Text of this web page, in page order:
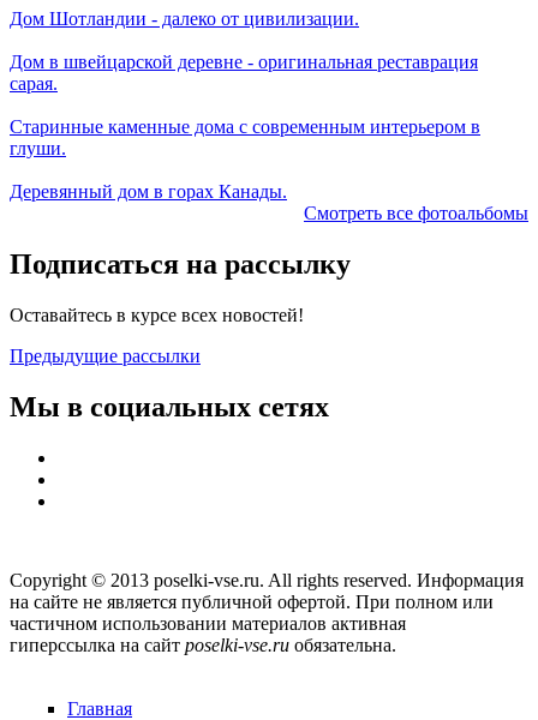
Дом Шотландии - далеко от цивилизации.
Дом в швейцарской деревне - оригинальная реставрация
сарая.
Старинные каменные дома с современным интерьером в
глуши.
Деревянный дом в горах Канады.
Смотреть все фотоальбомы
Подписаться на рассылку
Оставайтесь в курсе всех новостей!
Предыдущие рассылки
Мы в социальных сетях
Copyright © 2013 poselki-vse.ru. All rights reserved. Информация
на сайте не является публичной офертой. При полном или
частичном использовании материалов активная
гиперссылка на сайт poselki-vse.ru​ обязательна.
Главная